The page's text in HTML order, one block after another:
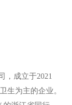
，成立于2021
生为主的企业。